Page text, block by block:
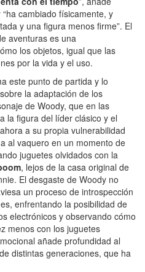
cambiado físicamente, y
y una figura menos firme”. El
aventuras es una
los objetos, igual que las
por la vida y el uso.
este punto de partida y lo
la adaptación de los
de Woody, que en las
la figura del líder clásico y el
a su propia vulnerabilidad
al vaquero en un momento de
juguetes olvidados con la
, lejos de la casa original de
El desgaste de Woody no
un proceso de introspección
enfrentando la posibilidad de
electrónicos y observando cómo
menos con los juguetes
añade profundidad al
distintas generaciones, que ha